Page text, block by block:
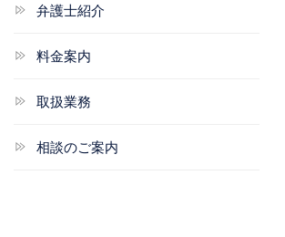
弁護士紹介
料金案内
取扱業務
相談のご案内